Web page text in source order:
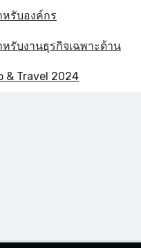
รับองค์กร
รับงานธุรกิจเฉพาะด้าน
& Travel 2024